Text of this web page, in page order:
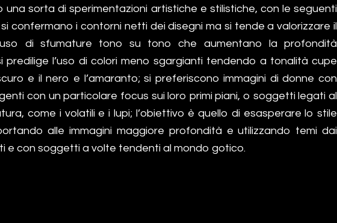
una sorta di sperimentazioni artistiche e stilistiche, con le seguenti
confermano i contorni netti dei disegni ma si tende a valorizzare il
di sfumature tono su tono che aumentano la profondità
predilige l’uso di colori meno sgargianti tendendo a tonalità cupe
e il nero e l’amaranto; si preferiscono immagini di donne con
con un particolare focus sui loro primi piani, o soggetti legati al
come i volatili e i lupi; l’obiettivo è quello di esasperare lo stile
alle immagini maggiore profondità e utilizzando temi dai
e con soggetti a volte tendenti al mondo gotico.